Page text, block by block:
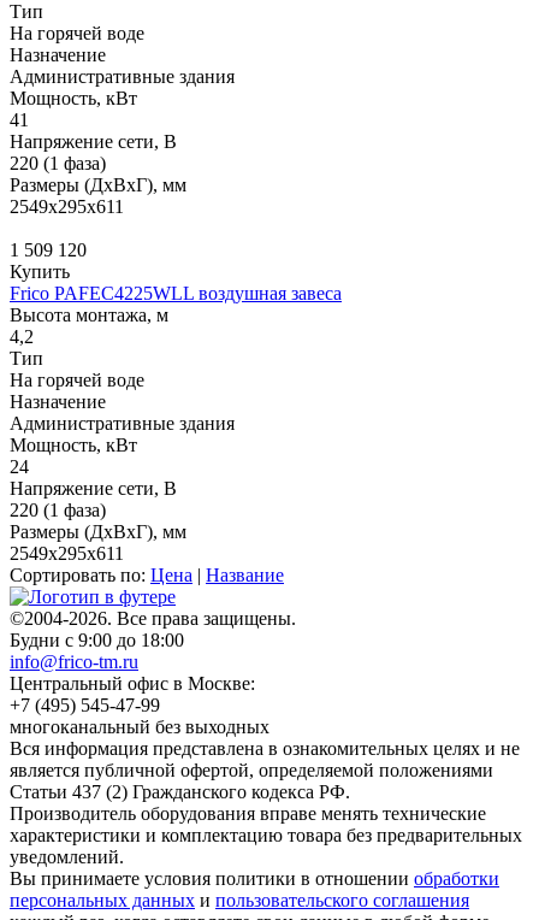
Тип
На горячей воде
Назначение
Административные здания
Мощность, кВт
41
Напряжение сети, В
220 (1 фаза)
Размеры (ДхВхГ), мм
2549x295x611
1 509 120
Купить
Frico PAFEC4225WLL воздушная завеса
Высота монтажа, м
4,2
Тип
На горячей воде
Назначение
Административные здания
Мощность, кВт
24
Напряжение сети, В
220 (1 фаза)
Размеры (ДхВхГ), мм
2549x295x611
Сортировать по: Цена | Название
©2004-2026. Все права защищены.
Будни с 9:00 до 18:00
info@frico-tm.ru
Центральный офис в Москве:
+7 (495) 545-47-99
многоканальный без выходных
Вся информация представлена в ознакомительных целях и не
является публичной офертой, определяемой положениями
Статьи 437 (2) Гражданского кодекса РФ.
Производитель оборудования вправе менять технические
характеристики и комплектацию товара без предварительных
уведомлений.
Вы принимаете условия политики в отношении обработки
персональных данных и пользовательского соглашения